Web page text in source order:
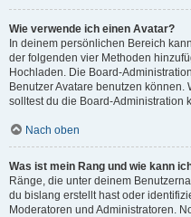
Wie verwende ich einen Avatar?
In deinem persönlichen Bereich
der folgenden vier Methoden
Hochladen. Die Board-
Benutzer Avatare benutzen
solltest du die Board-Administration
Nach oben
Was ist mein Rang und wie kann
Ränge, die unter deinem
du bislang erstellt hast oder
Moderatoren und Administratoren.